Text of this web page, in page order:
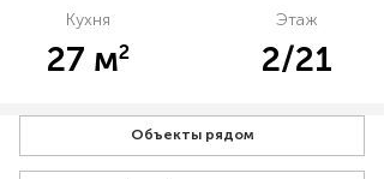
Кухня
27 м2
Этаж
2/21
Объекты рядом